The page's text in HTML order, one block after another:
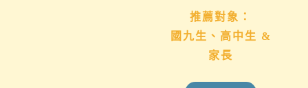
推薦對象：
國九生、高中生 &
家長